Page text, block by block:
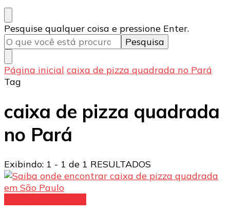
Procurando
algo?
Pesquise qualquer coisa e pressione Enter.
Página inicial caixa de pizza quadrada no Pará
Tag
caixa de pizza quadrada
no Pará
Exibindo: 1 - 1 de 1 RESULTADOS